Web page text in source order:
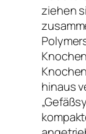
ziehen
hinaus